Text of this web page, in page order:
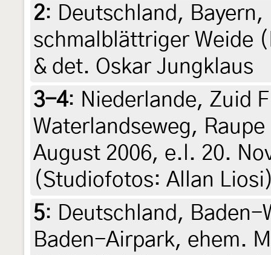
2: Deutschland,
schmalblättriger Weide
& det. Oskar Jungklaus
3-4: Niederlande, Zuid
Waterlandseweg,
August 2006, e.l. 20.
(Studiofotos: Allan
5: Deutschland,
Baden-Airpark, ehem.